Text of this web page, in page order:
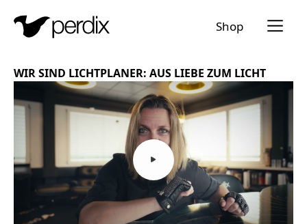
Shop Menü
WIR SIND LICHTPLANER: AUS LIEBE ZUM LICHT